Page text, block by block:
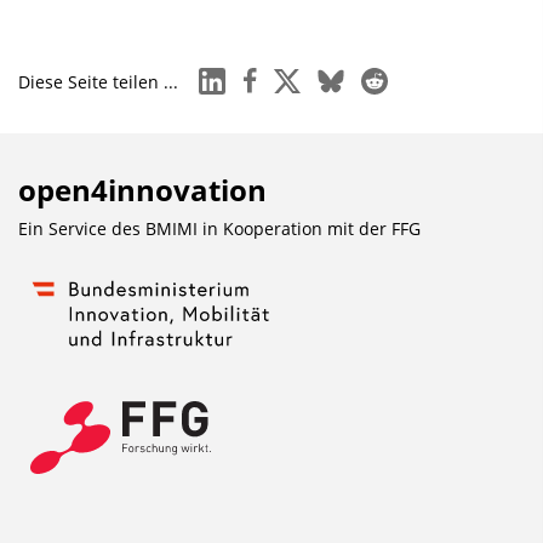
Diese Seite teilen ... linkedinfacebook
x blueskyreddit
open4innovation
Ein Service des BMIMI in Kooperation mit der FFG